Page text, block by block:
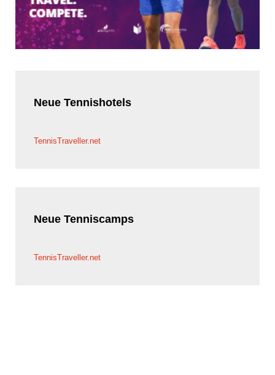
Neue Tennishotels
TennisTraveller.net
Neue Tenniscamps
TennisTraveller.net